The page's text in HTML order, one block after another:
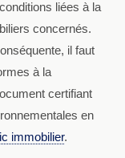
liées à la
concernés.
il faut
à la
certifiant
en
immobilier.